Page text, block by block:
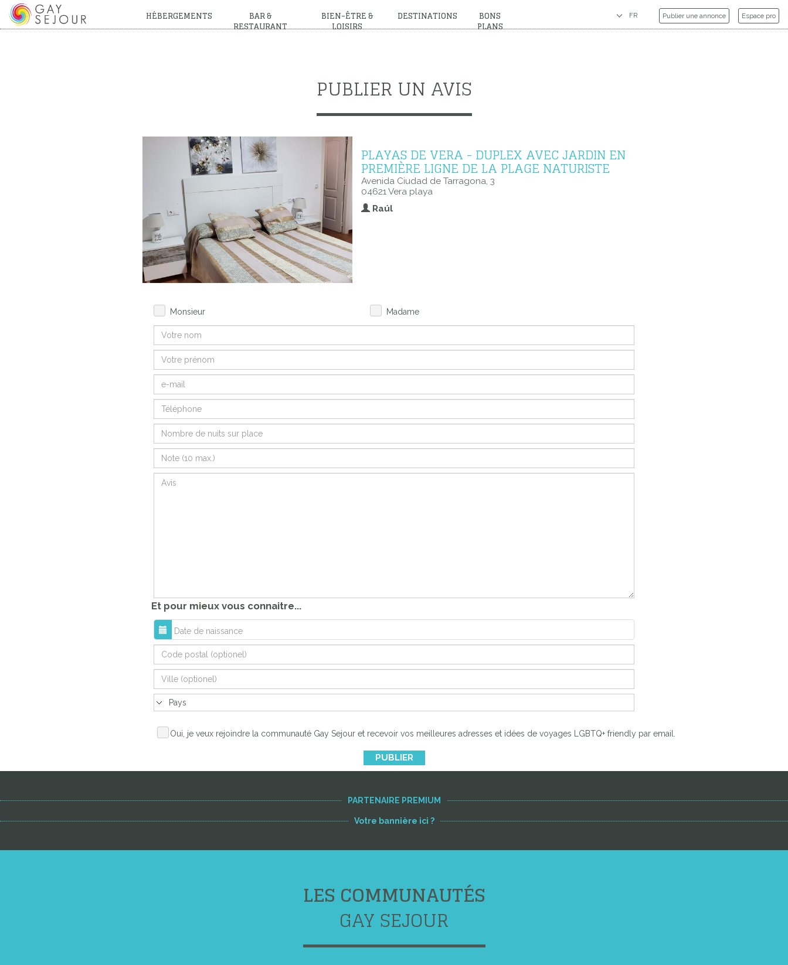
HÉBERGEMENTS BAR &
RESTAURANT
BIEN-ÊTRE &
LOISIRS
DESTINATIONS BONS
PLANS
Publier une annonce Espace pro
PUBLIER UN AVIS
PLAYAS DE VERA - DUPLEX AVEC JARDIN EN
PREMIÈRE LIGNE DE LA PLAGE NATURISTE
Avenida Ciudad de Tarragona, 3
04621 Vera playa
Raúl
Monsieur Madame
Et pour mieux vous connaitre...
Oui, je veux rejoindre la communauté Gay Sejour et recevoir vos meilleures adresses et idées de voyages LGBTQ+ friendly par email.
PUBLIER
PARTENAIRE PREMIUM
Votre bannière ici ?
LES COMMUNAUTÉS
GAY SEJOUR